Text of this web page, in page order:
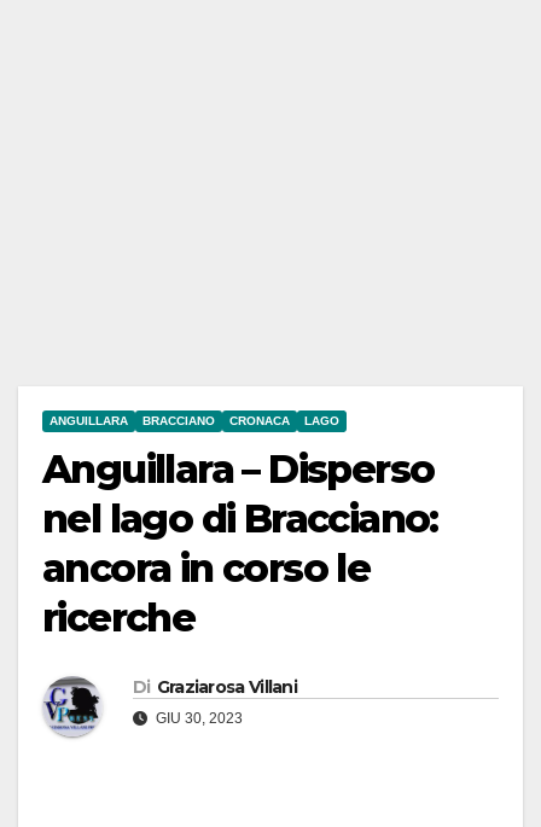
ANGUILLARA BRACCIANO CRONACA LAGO
Anguillara – Disperso
nel lago di Bracciano:
ancora in corso le
ricerche
Di Graziarosa Villani
GIU 30, 2023